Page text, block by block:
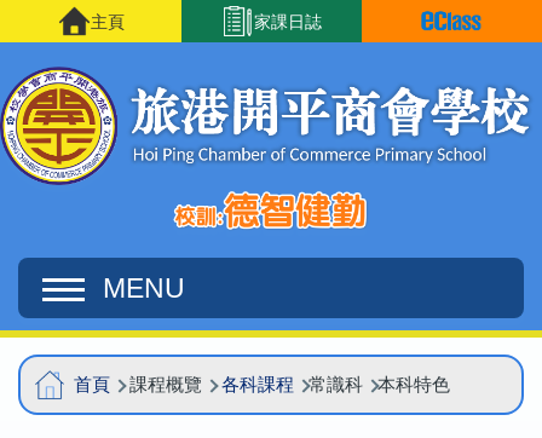
移至主內容 家課日誌
主頁
MENU
Main
navigation
導
航
首頁 課程概覽 各科課程 常識科 本科特色